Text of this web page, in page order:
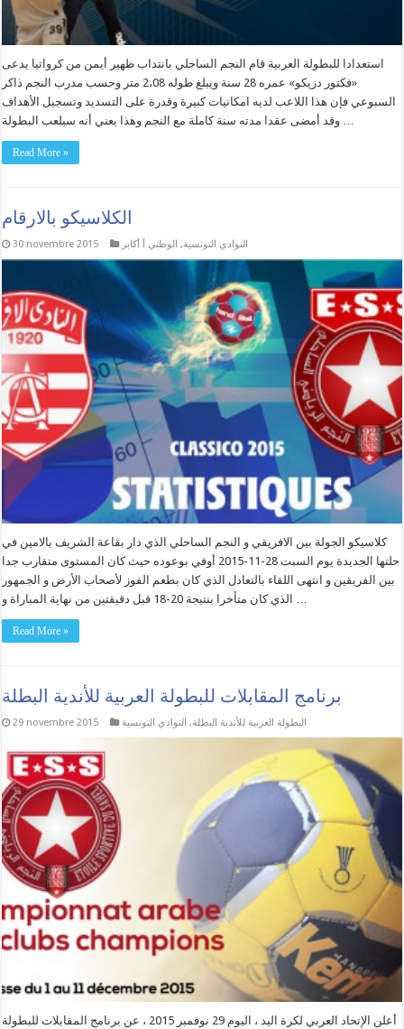
استعدادا للبطولة العربية قام النجم الساحلي بانتداب ظهير أيمن من كرواتيا يدعى
«فكتور دزيكو» عمره 28 سنة ويبلغ طوله 2،08 متر وحسب مدرب النجم ذاكر
السبوعي فإن هذا اللاعب لديه امكانيات كبيرة وقدرة على التسديد وتسجيل الأهداف
وقد أمضى عقدا مدته سنة كاملة مع النجم وهذا يعني أنه سيلعب البطولة …
Read More »
الكلاسيكو بالارقام
30 novembre 2015 النوادي التونسية, الوطني أ أكابر
كلاسيكو الجولة بين الافريقي و النجم الساحلي الذي دار بقاعة الشريف بالامين في
حلتها الجديدة يوم السبت 28-11-2015 أوفي بوعوده حيث كان المستوى متقارب جدا
بين الفريقين و انتهى اللقاء بالتعادل الذي كان بطعم الفوز لأصحاب الأرض و الجمهور
الذي كان متأخرا بنتيجة 20-18 قبل دقيقتين من نهاية المباراة و …
Read More »
برنامج المقابلات للبطولة العربية للأندية البطلة
29 novembre 2015 البطولة العربية للأندية البطلة, النوادي التونسية
أعلن الإتحاد العربي لكرة اليد ، اليوم 29 نوفمبر 2015 ، عن برنامج المقابلات للبطولة